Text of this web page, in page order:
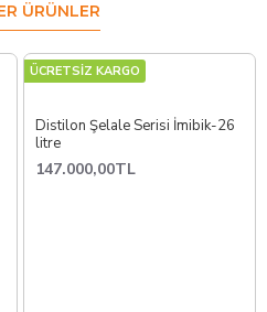
ÜRÜNLER
ÜCRETSİZ KARGO
Distilon Şelale Serisi İmibik-26
litre
147.000,00TL